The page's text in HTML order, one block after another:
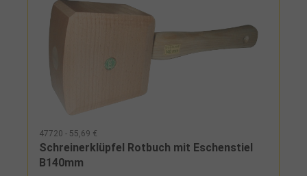
47720 - 55,69 €
Schreinerklüpfel Rotbuch mit Eschenstiel
B140mm